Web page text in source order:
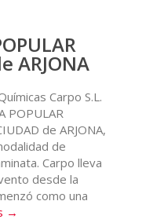
ARJONA
Carpo S.L.
POPULAR
de ARJONA,
de
Carpo lleva
desde la
como una
→